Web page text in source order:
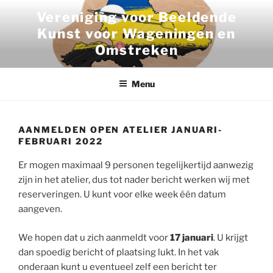
Vereniging voor Beeldende
Kunst voor Wageningen en
Omstreken
Menu
AANMELDEN OPEN ATELIER JANUARI-
FEBRUARI 2022
Er mogen maximaal 9 personen tegelijkertijd aanwezig
zijn in het atelier, dus tot nader bericht werken wij met
reserveringen. U kunt voor elke week één datum
aangeven.
We hopen dat u zich aanmeldt voor17 januari. U krijgt
dan spoedig bericht of plaatsing lukt. In het vak
onderaan kunt u eventueel zelf een bericht ter